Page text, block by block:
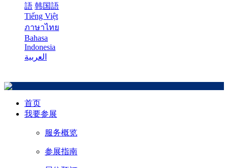
語 韩国語
Tiếng Việt
ภาษาไทย
Bahasa
Indonesia
العربية
首页
我要参展
服务概览
参展指南